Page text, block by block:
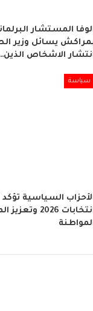
المستشار
يسائل وزير
الاشخاص
سياسة
السياسية
انتخابات 2026